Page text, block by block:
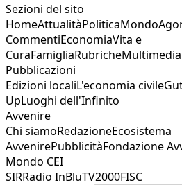
Sezioni del sito
HomeAttualitàPoliticaMondo
CommentiEconomiaVita e
CuraFamigliaRubricheMultimedia
Pubblicazioni
Edizioni localiL'economia civile
UpLuoghi dell'Infinito
Avvenire
Chi siamoRedazioneEcosistema
AvvenirePubblicitàFondazione
Mondo CEI
SIRRadio InBluTV2000FISC